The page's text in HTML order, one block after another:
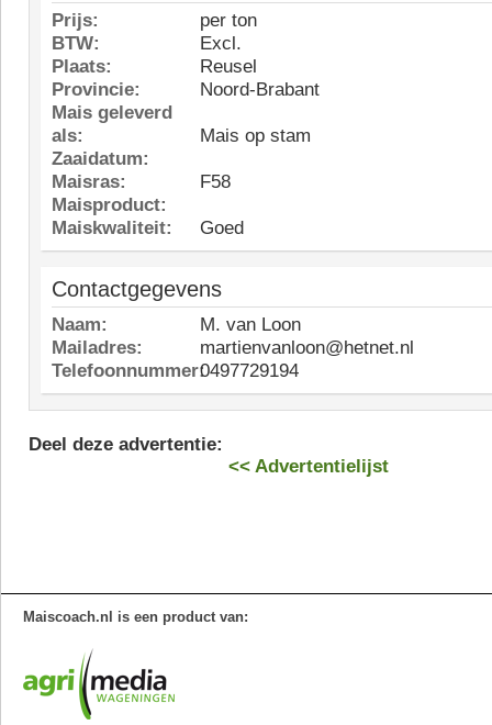
Prijs:
per ton
BTW:
Excl.
Plaats:
Reusel
Provincie:
Noord-Brabant
Mais geleverd
als:
Mais op stam
Zaaidatum:
Maisras:
F58
Maisproduct:
Maiskwaliteit:
Goed
Contactgegevens
Naam:
M. van Loon
Mailadres:
martienvanloon@hetnet.nl
Telefoonnummer:0497729194
Deel deze advertentie:
<< Advertentielijst
Maiscoach.nl is een product van: